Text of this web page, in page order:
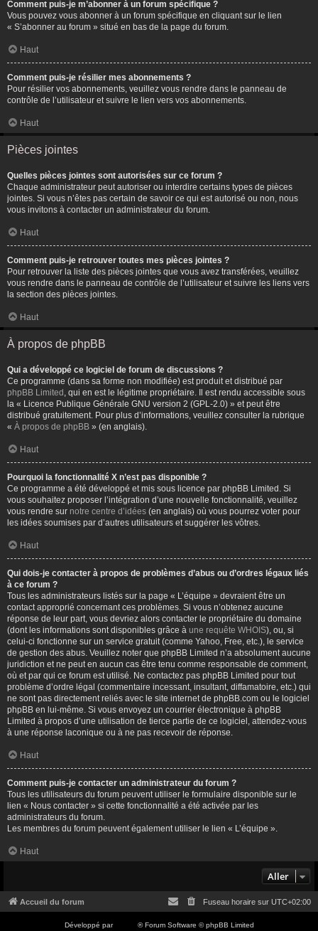
Comment puis-je m’abonner à un forum spécifique ?
Vous pouvez vous abonner à un forum spécifique en cliquant sur le lien
« S’abonner au forum » situé en bas de la page du forum.
Haut
Comment puis-je résilier mes abonnements ?
Pour résilier vos abonnements, veuillez vous rendre dans le panneau de
contrôle de l’utilisateur et suivre le lien vers vos abonnements.
Haut
Pièces jointes
Quelles pièces jointes sont autorisées sur ce forum ?
Chaque administrateur peut autoriser ou interdire certains types de pièces
jointes. Si vous n’êtes pas certain de savoir ce qui est autorisé ou non, nous
vous invitons à contacter un administrateur du forum.
Haut
Comment puis-je retrouver toutes mes pièces jointes ?
Pour retrouver la liste des pièces jointes que vous avez transférées, veuillez
vous rendre dans le panneau de contrôle de l’utilisateur et suivre les liens vers
la section des pièces jointes.
Haut
À propos de phpBB
Qui a développé ce logiciel de forum de discussions ?
Ce programme (dans sa forme non modifiée) est produit et distribué par
phpBB Limited , qui en est le légitime propriétaire. Il est rendu accessible sous
la « Licence Publique Générale GNU version 2 (GPL-2.0) » et peut être
distribué gratuitement. Pour plus d’informations, veuillez consulter la rubrique
« À propos de phpBB » (en anglais).
Haut
Pourquoi la fonctionnalité X n’est pas disponible ?
Ce programme a été développé et mis sous licence par phpBB Limited. Si
vous souhaitez proposer l’intégration d’une nouvelle fonctionnalité, veuillez
vous rendre sur notre centre d’idées (en anglais) où vous pourrez voter pour
les idées soumises par d’autres utilisateurs et suggérer les vôtres.
Haut
Qui dois-je contacter à propos de problèmes d’abus ou d’ordres légaux liés
à ce forum ?
Tous les administrateurs listés sur la page « L’équipe » devraient être un
contact approprié concernant ces problèmes. Si vous n’obtenez aucune
réponse de leur part, vous devriez alors contacter le propriétaire du domaine
(dont les informations sont disponibles grâce à une requête WHOIS), ou, si
celui-ci fonctionne sur un service gratuit (comme Yahoo, Free, etc.), le service
de gestion des abus. Veuillez noter que phpBB Limited n’a absolument aucune
juridiction et ne peut en aucun cas être tenu comme responsable de comment,
où et par qui ce forum est utilisé. Ne contactez pas phpBB Limited pour tout
problème d’ordre légal (commentaire incessant, insultant, diffamatoire, etc.) qui
ne sont pas directement reliés avec le site internet de phpBB.com ou le logiciel
phpBB en lui-même. Si vous envoyez un courrier électronique à phpBB
Limited à propos d’une utilisation de tierce partie de ce logiciel, attendez-vous
à une réponse laconique ou à ne pas recevoir de réponse.
Haut
Comment puis-je contacter un administrateur du forum ?
Tous les utilisateurs du forum peuvent utiliser le formulaire disponible sur le
lien « Nous contacter » si cette fonctionnalité a été activée par les
administrateurs du forum.
Les membres du forum peuvent également utiliser le lien « L’équipe ».
Haut
Aller
Accueil du forum Fuseau horaire sur UTC+02:00
Développé par ® Forum Software © phpBB Limited